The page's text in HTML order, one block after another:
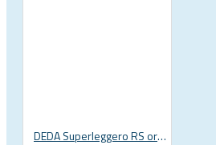
DEDA Superleggero RS országúti kerékpár kormányszár, stucni